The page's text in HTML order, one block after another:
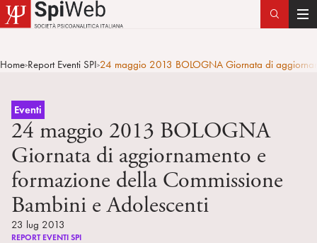
T
g
Home>Report Eventi SPI>24 maggio 2013 BOLOGNA Giornata di
Eventi
24 maggio 2013 BOLOGNA
Giornata di aggiornamento e
formazione della Commissione
Bambini e Adolescenti
23 lug 2013
REPORT EVENTI SPI